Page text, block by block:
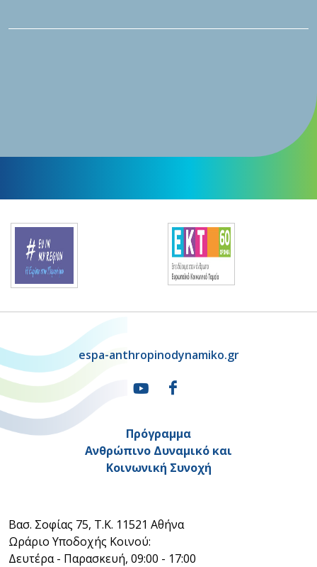
espa-anthropinodynamiko.gr
Βασ. Σοφίας 75, Τ.Κ. 11521 Αθήνα
Ωράριο Υποδοχής Κοινού:
Δευτέρα - Παρασκευή, 09:00 - 17:00
Πρόγραμμα
Ανθρώπινο Δυναμικό και
Κοινωνική Συνοχή